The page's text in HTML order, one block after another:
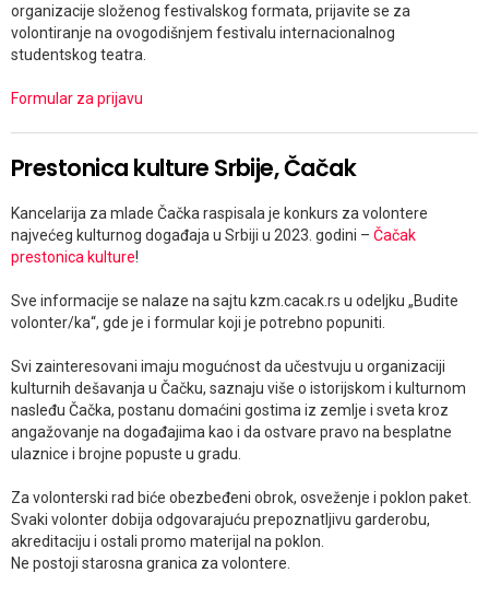
organizacije složenog festivalskog formata, prijavite se za
volontiranje na ovogodišnjem festivalu internacionalnog
studentskog teatra.
Formular za prijavu
Prestonica kulture Srbije, Čačak
Kancelarija za mlade Čačka raspisala je konkurs za volontere
najvećeg kulturnog događaja u Srbiji u 2023. godini – Čačak
prestonica kulture!
Sve informacije se nalaze na sajtu kzm.cacak.rs u odeljku „Budite
volonter/ka“, gde je i formular koji je potrebno popuniti.
Svi zainteresovani imaju mogućnost da učestvuju u organizaciji
kulturnih dešavanja u Čačku, saznaju više o istorijskom i kulturnom
nasleđu Čačka, postanu domaćini gostima iz zemlje i sveta kroz
angažovanje na događajima kao i da ostvare pravo na besplatne
ulaznice i brojne popuste u gradu.
Za volonterski rad biće obezbeđeni obrok, osveženje i poklon paket.
Svaki volonter dobija odgovarajuću prepoznatljivu garderobu,
akreditaciju i ostali promo materijal na poklon.
Ne postoji starosna granica za volontere.